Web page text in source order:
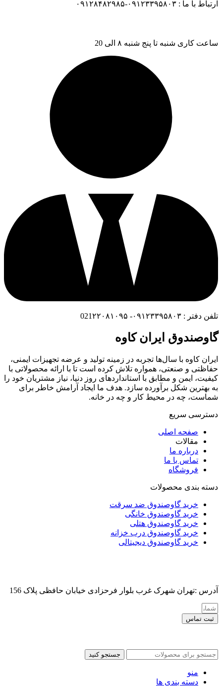
ارتباط با ما : ۰۹۱۲۳۳۹۵۸۰۳-۰۹۱۲۸۴۸۲۹۸۵
ساعت کاری شنبه تا پنج شنبه ۸ الی 20
تلفن دفتر : ۰۹۱۲۳۳۹۵۸۰۳- 021۲۲۰۸۱۰۹۵
گاوصندوق ایران کاوه
ایران کاوه با سال‌ها تجربه در زمینه تولید و عرضه تجهیزات ایمنی،
حفاظتی و صنعتی، همواره تلاش کرده است تا با ارائه محصولاتی با
کیفیت، ایمن و مطابق با استانداردهای روز دنیا، نیاز مشتریان خود را
به بهترین شکل برآورده سازد. هدف ما ایجاد آرامش خاطر برای
شماست، چه در محیط کار و چه در خانه.
دسترسی سریع
صفحه اصلی
مقالات
درباره ما
تماس با ما
فروشگاه
دسته بندی محصولات
خرید گاوصندوق ضد سرقت
خرید گاوصندوق خانگی
خرید گاوصندوق هتلی
خرید گاوصندوق درب خزانه
خرید گاوصندوق دیجیتالی
آدرس :تهران شهرک غرب بلوار فرحزادی خیابان حافظی پلاک 156
ثبت تماس
جستجو کنید
منو
دسته بندی ها